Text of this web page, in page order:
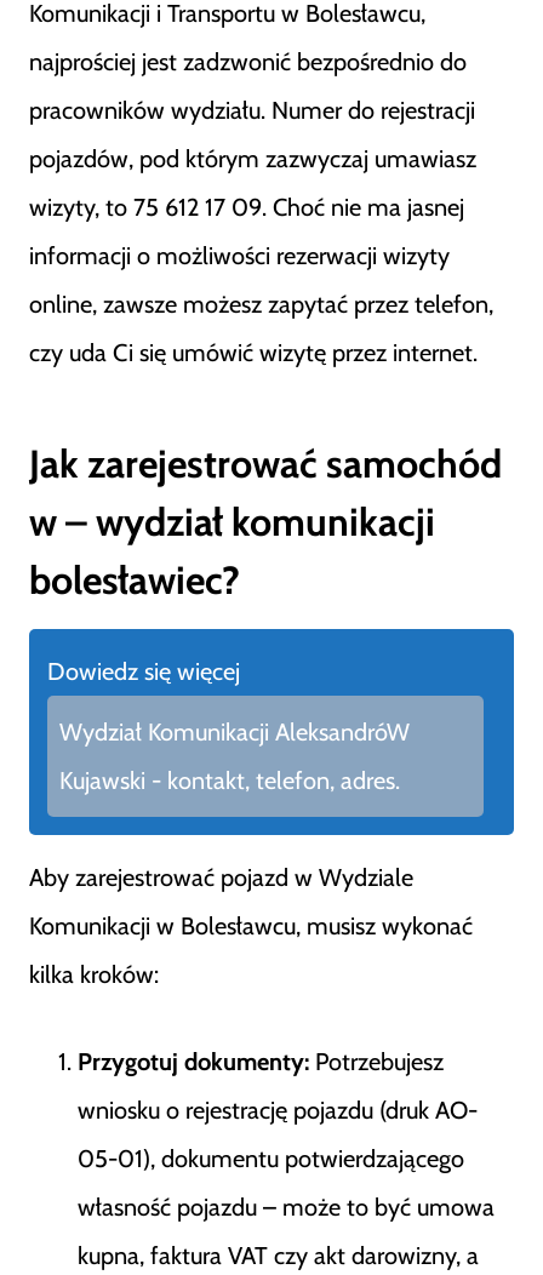
Komunikacji i Transportu w Bolesławcu,
najprościej jest zadzwonić bezpośrednio do
pracowników wydziału. Numer do rejestracji
pojazdów, pod którym zazwyczaj umawiasz
wizyty, to 75 612 17 09. Choć nie ma jasnej
informacji o możliwości rezerwacji wizyty
online, zawsze możesz zapytać przez telefon,
czy uda Ci się umówić wizytę przez internet.
Jak zarejestrować samochód
w – wydział komunikacji
bolesławiec?
Dowiedz się więcej
Wydział Komunikacji AleksandróW
Kujawski - kontakt, telefon, adres.
Aby zarejestrować pojazd w Wydziale
Komunikacji w Bolesławcu, musisz wykonać
kilka kroków:
Przygotuj dokumenty: Potrzebujesz
wniosku o rejestrację pojazdu (druk AO-
05-01), dokumentu potwierdzającego
własność pojazdu – może to być umowa
kupna, faktura VAT czy akt darowizny, a